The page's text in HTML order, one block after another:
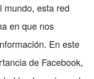
mundo, esta red
en que nos
En este
de Facebook,